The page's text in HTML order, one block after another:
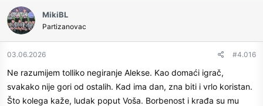
c
t
i
n
:
MikiBL
Partizanovac
03.06.2026 #4.016
Ne razumijem tolliko negiranje Alekse. Kao domaći igrač,
svakako nije gori od ostalih. Kad ima dan, zna biti i vrlo koristan.
Što kolega kaže, ludak poput Voša. Borbenost i krađa su mu